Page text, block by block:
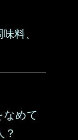
料、
なめて